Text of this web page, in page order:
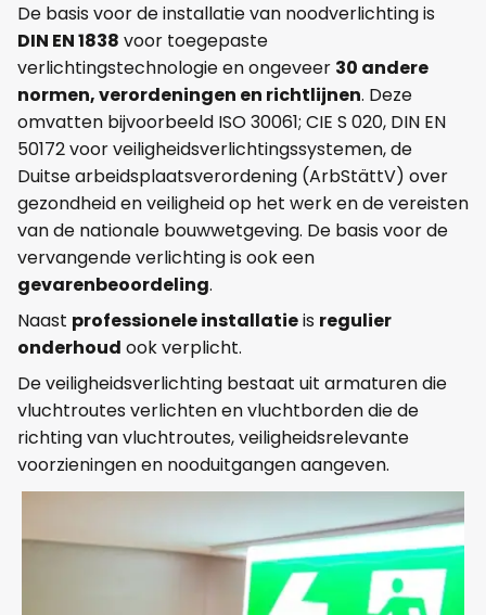
De basis voor de installatie van noodverlichting is
DIN EN 1838 voor toegepaste
verlichtingstechnologie en ongeveer 30 andere
normen, verordeningen en richtlijnen. Deze
omvatten bijvoorbeeld ISO 30061; CIE S 020, DIN EN
50172 voor veiligheidsverlichtingssystemen, de
Duitse arbeidsplaatsverordening (ArbStättV) over
gezondheid en veiligheid op het werk en de vereisten
van de nationale bouwwetgeving. De basis voor de
vervangende verlichting is ook een
gevarenbeoordeling.
Naast professionele installatieis regulier
onderhoud ook verplicht.
De veiligheidsverlichting bestaat uit armaturen die
vluchtroutes verlichten en vluchtborden die de
richting van vluchtroutes, veiligheidsrelevante
voorzieningen en nooduitgangen aangeven.